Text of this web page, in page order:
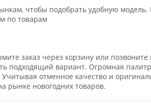
чтобы подобрать удобную модель.
по товарам
заказ через корзину или
подходящий вариант. Огромная
Учитывая отменное качество и
рынке новогодних товаров.